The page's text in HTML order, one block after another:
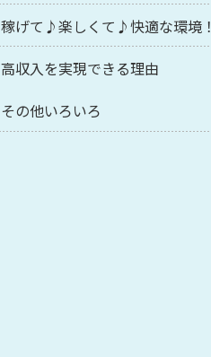
稼げて♪楽しくて♪快適な環境！
高収入を実現できる理由
その他いろいろ